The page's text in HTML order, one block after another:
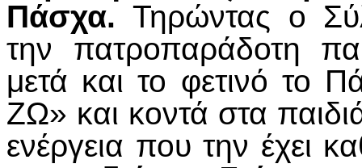
Πάσχα. Τηρώντας ο
την πατροπαράδοτη
μετά και το φετινό το
ΖΩ» και κοντά στα
ενέργεια που την έχει